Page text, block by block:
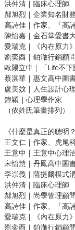
洪仲清｜臨床心理師
郝旭烈｜企業知名財
高詩佳｜作家、「高
陳怡嘉｜金石堂愛書
愛瑞克｜《內在原力
劉奕酉｜鉑澈行銷顧
歐陽立中｜「Life不下
蔡淇華｜惠文高中圖
盧美妏｜人生設計心
鐘穎｜心理學作家
（依姓氏筆畫排列）
《什麼是真正的聰明
王文仁｜作家、虎尾
王意中｜王意中心理
宋怡慧｜丹鳳高中圖
李崇義｜薩提爾模式
洪仲清｜臨床心理師
郝旭烈｜尚學管理顧
高詩佳｜作家、「高
愛瑞克｜《內在原力
劉奕酉｜鉑澈行銷顧